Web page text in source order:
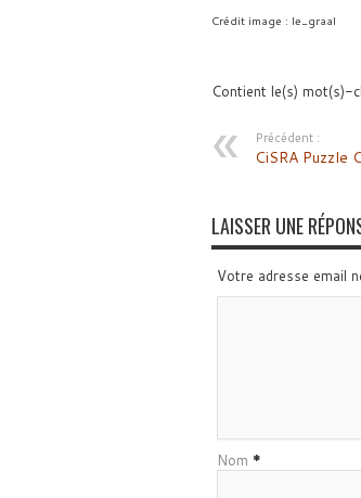
Crédit image : le_graal
Contient le(s) mot(s)-
Précédent :
CiSRA Puzzle
LAISSER UNE
Votre adresse email
Nom *